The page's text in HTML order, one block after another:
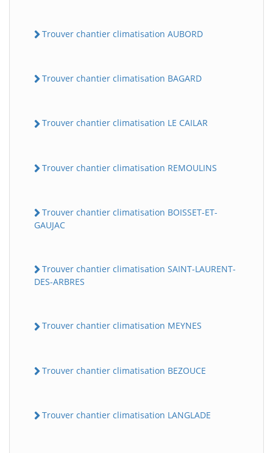
Trouver chantier climatisation AUBORD
Trouver chantier climatisation BAGARD
Trouver chantier climatisation LE CAILAR
Trouver chantier climatisation REMOULINS
Trouver chantier climatisation BOISSET-ET-
GAUJAC
Trouver chantier climatisation SAINT-LAURENT-
DES-ARBRES
Trouver chantier climatisation MEYNES
Trouver chantier climatisation BEZOUCE
Trouver chantier climatisation LANGLADE